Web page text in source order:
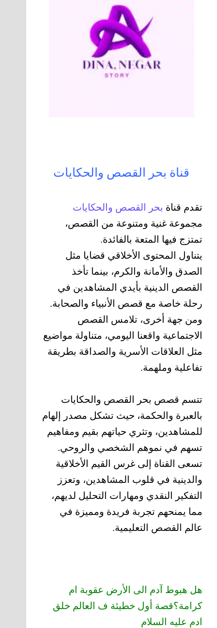
قناة بحر القصص والحكايات
تقدم قناة بحر القصص والحكايات
مجموعة غنية ومتنوعة من القصص،
تمتزج فيها المتعة بالفائدة.
يتناول المحتوى الأخلاقي قضايا مثل
الصدق والأمانة والكرم، بينما تأخذ
القصص الدينية بأيدي المشاهدين في
رحلة خاصة مع قصص الأنبياء والصحابة.
ومن جهة أخرى، تلامس القصص
الاجتماعية واقعنا اليومي، متناولة مواضيع
مثل العلاقات الأسرية والصداقة بطريقة
تفاعلية وملهمة.
تتسم قصص بحر القصص والحكايات
بالعبرة والحكمة، حيث تشكل مصدر إلهام
للمشاهدين، وتثري حياتهم بقيم ومفاهيم
تسهم في نموهم الشخصي والروحي.
تسعى القناة إلى غرس القيم الأخلاقية
والدينية في قلوب المشاهدين، وتعزز
التفكير النقدي ومهارات التحليل لديهم،
مما يمنحهم تجربة فريدة ومميزة في
عالم القصص التعليمية.
هل هبوط آدم الى الأرض عقوبة ام
كرامة؟قصة أول خطيئة ف العالم خلق
ادم عليه السلام